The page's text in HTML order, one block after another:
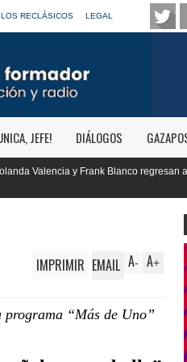
LOS RECLÁSICOS LEGAL
JEFE! DIÁLOGOS
a
RTVE reivindica la
A+
A-
IMPRIMIR EMAIL
“Más de Uno”